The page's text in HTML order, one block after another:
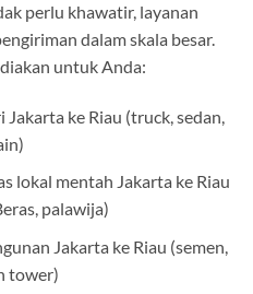
perlu khawatir, layanan
dalam skala besar.
untuk Anda:
ke Riau (truck, sedan,
lokal mentah Jakarta ke Riau
palawija)
Jakarta ke Riau (semen,
tower)